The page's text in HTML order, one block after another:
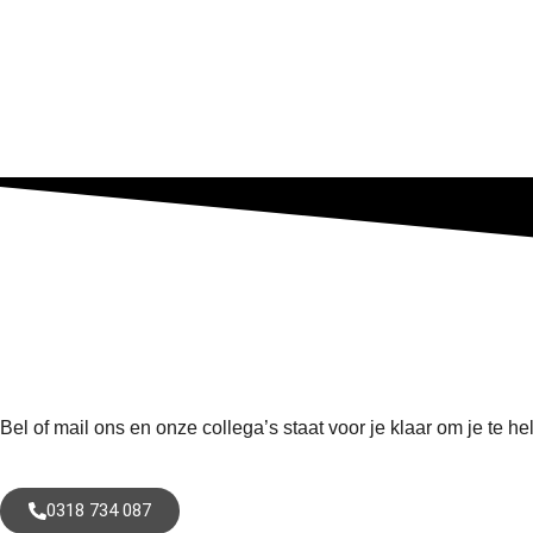
Bel of mail ons en onze collega’s staat voor je klaar om je te
0318 734 087